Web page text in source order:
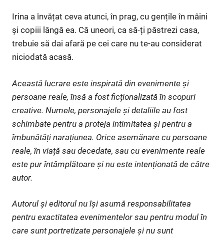
Irina a învățat ceva atunci, în prag, cu gențile în mâini
și copiii lângă ea. Că uneori, ca să-ți păstrezi casa,
trebuie să dai afară pe cei care nu te-au considerat
niciodată acasă.
Această lucrare este inspirată din evenimente și
persoane reale, însă a fost ficționalizată în scopuri
creative. Numele, personajele și detaliile au fost
schimbate pentru a proteja intimitatea și pentru a
îmbunătăți narațiunea. Orice asemănare cu persoane
reale, în viață sau decedate, sau cu evenimente reale
este pur întâmplătoare și nu este intenționată de către
autor.
Autorul și editorul nu își asumă responsabilitatea
pentru exactitatea evenimentelor sau pentru modul în
care sunt portretizate personajele și nu sunt